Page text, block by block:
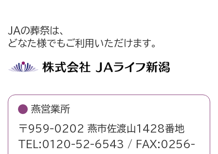
JAの葬祭は、
どなた様でもご利用いただけます。
燕営業所
〒959-0202 燕市佐渡山1428番地
TEL:0120-52-6543 / FAX:0256-